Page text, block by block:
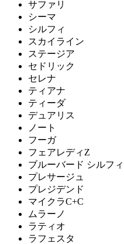
サファリ
シーマ
シルフィ
スカイライン
ステージア
セドリック
セレナ
ティアナ
ティーダ
デュアリス
ノート
フーガ
フェアレディZ
ブルーバード シルフィ
プレサージュ
プレジデンド
マイクラC+C
ムラーノ
ラティオ
ラフェスタ